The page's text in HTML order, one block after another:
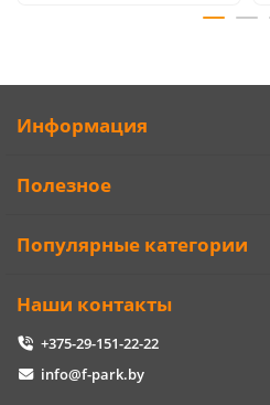
Информация
Полезное
Популярные категории
Наши контакты
+375-29-151-22-22
info@f-park.by